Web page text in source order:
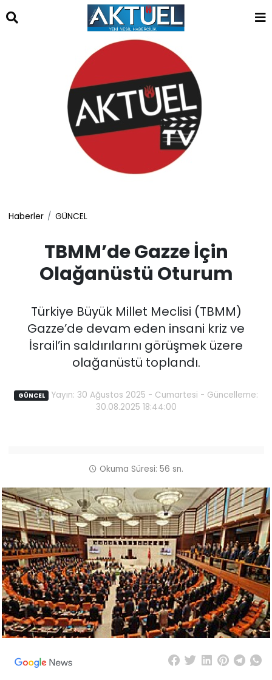
sohbet
chat
odaları
Haberler GÜNCEL
TBMM’de Gazze İçin
Olağanüstü Oturum
Türkiye Büyük Millet Meclisi (TBMM)
Gazze’de devam eden insani kriz ve
İsrail’in saldırılarını görüşmek üzere
olağanüstü toplandı.
GÜNCEL
Yayın: 30 Ağustos 2025 - Cumartesi - Güncelleme:
30.08.2025 18:44:00
Okuma Süresi: 56 sn.